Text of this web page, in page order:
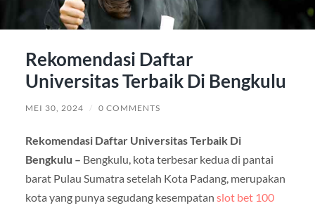
Rekomendasi Daftar
Universitas Terbaik Di Bengkulu
MEI 30, 2024 / 0 COMMENTS
Rekomendasi Daftar Universitas Terbaik Di
Bengkulu – Bengkulu, kota terbesar kedua di pantai
barat Pulau Sumatra setelah Kota Padang, merupakan
kota yang punya segudang kesempatan slot bet 100